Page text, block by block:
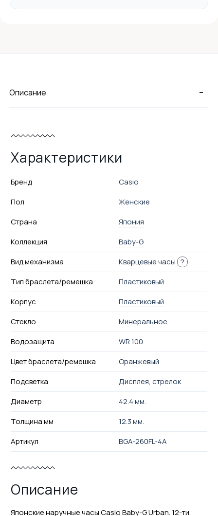
-
Описание
Характеристики
Бренд
Casio
Пол
Женские
Страна
Япония
Коллекция
Baby-G
Вид механизма
Кварцевые часы ?
Тип браслета/ремешка
Пластиковый
Корпус
Пластиковый
Стекло
Минеральное
Водозащита
WR 100
Цвет браслета/ремешка
Оранжевый
Подсветка
Дисплея, стрелок
Диаметр
42.4 мм.
Толщина мм
12.3 мм.
Артикул
BGA-260FL-4A
Описание
Японские наручные часы Casio Baby-G Urban. 12-ти